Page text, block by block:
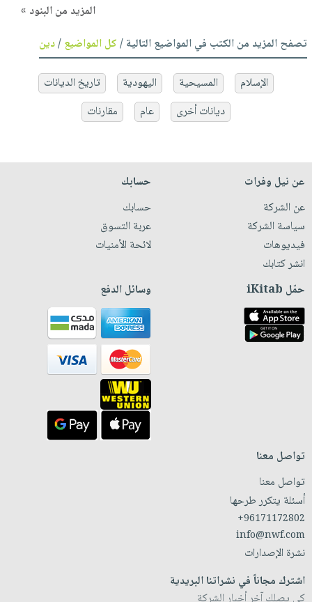
المزيد من البنود »
تصفح المزيد من الكتب في المواضيع التالية /كل المواضيع/دين
الإسلام المسيحية اليهودية
تاريخ الديانات
ديانات أخرى
عام مقارنات
عن نيل وفرات
عن الشركة
سياسة الشركة
فيديوهات
انشر كتابك
حسابك
حسابك
عربة التسوق
لائحة الأمنيات
حمّل iKitab وسائل الدفع
تواصل معنا
تواصل معنا
أسئلة يتكرر طرحها
+96171172802
info@nwf.com
نشرة الإصدارات
اشترك مجاناً في نشراتنا البريدية